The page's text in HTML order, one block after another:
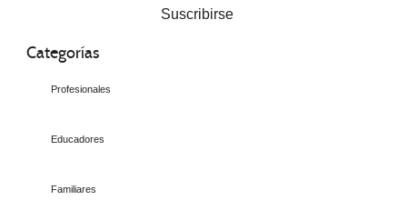
Suscribirse
Categorías
Profesionales
Educadores
Familiares